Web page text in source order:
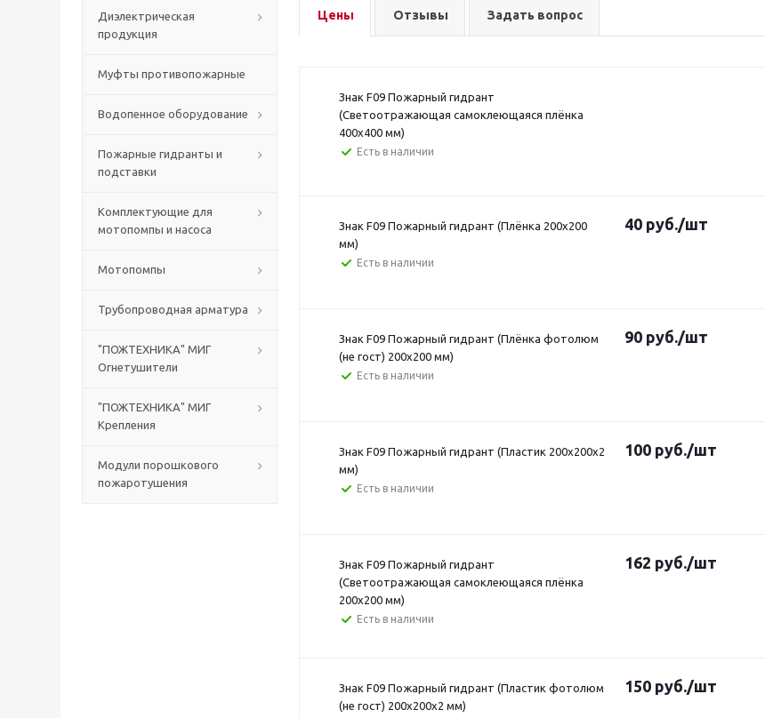
Диэлектрическая
продукция
Муфты противопожарные
Водопенное оборудование
Пожарные гидранты и
подставки
Комплектующие для
мотопомпы и насоса
Мотопомпы
Трубопроводная арматура
"ПОЖТЕХНИКА" МИГ
Огнетушители
"ПОЖТЕХНИКА" МИГ
Крепления
Модули порошкового
пожаротушения
Цены Отзывы Задать вопрос
Знак F09 Пожарный гидрант
(Светоотражающая самоклеющаяся плёнка
400х400 мм)
Есть в наличии
Знак F09 Пожарный гидрант (Плёнка 200x200
мм)
Есть в наличии
40руб./шт
Знак F09 Пожарный гидрант (Плёнка фотолюм
(не гост) 200х200 мм)
Есть в наличии
90руб./шт
Знак F09 Пожарный гидрант (Пластик 200x200x2
мм)
Есть в наличии
100руб./шт
Знак F09 Пожарный гидрант
(Светоотражающая самоклеющаяся плёнка
200х200 мм)
Есть в наличии
162 руб./шт
Знак F09 Пожарный гидрант (Пластик фотолюм
(не гост) 200х200х2 мм)
150руб./шт